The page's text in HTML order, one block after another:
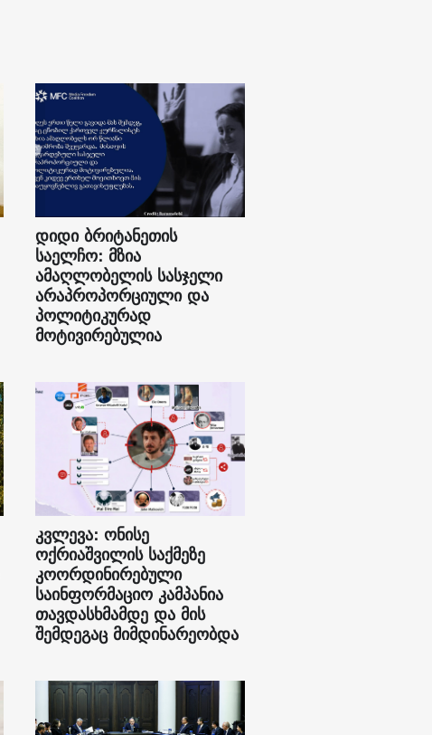
დიდი ბრიტანეთის
საელჩო: მზია
ამაღლობელის სასჯელი
არაპროპორციული და
პოლიტიკურად
მოტივირებულია
კვლევა: ონისე
ოქრიაშვილის საქმეზე
კოორდინირებული
საინფორმაციო კამპანია
თავდასხმამდე და მის
შემდეგაც მიმდინარეობდა